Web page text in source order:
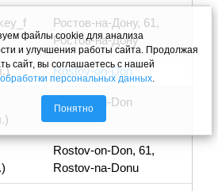
Ростов-на-Дону, 61,
Ростов-на-Дону
Rostov-on-Don
Rostov-on-Don
Rostov-on-Don, 61,
Rostov-na-Donu
файлы cookie для анализа
и улучшения работы сайта. Продолжая
сайт, вы соглашаетесь с нашей
персональных данных.
Понятно